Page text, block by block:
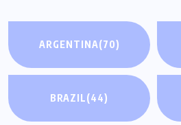
ARGENTINA(70)
BRAZIL(44)